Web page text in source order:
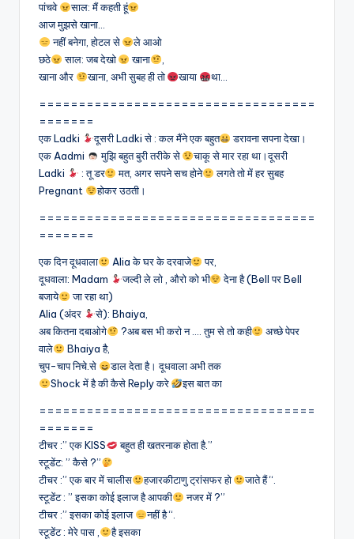
पांचवे
साल: मैं कहती हूं
आज मुझसे खाना…
नहीं बनेगा, होटल से
ले आओ
छठे
साल: जब देखो खाना
खाना और
खाना, अभी सुबह ही तो खाया था…
===================================
=======
एक Ladki
दूसरी Ladki से : कल मैंने एक बहुत
डरावना सपना देखा।
एक Aadmi
मुझि बहुत बुरी तरीके से
चाकू से मार रहा था।दूसरी
Ladki
: तू डर मत, अगर सपने सच होने
लगते तो में हर सुबह
Pregnant
होकर उठती।
===================================
=======
एक दिन दूधवाला Alia के घर के दरवाजे
पर,
दूधवाला: Madam
जल्दी ले लो , औरो को भी
देना है (Bell पर Bell
बजाये
जा रहा था)
Alia (अंदर
से): Bhaiya,
अब कितना दबाओगे
?अब बस भी करो न …. तुम से तो कही
अच्छे पेपर
वाले
Bhaiya है,
चुप-चाप निचे.से
डाल देता है। दूधवाला अभी तक
Shock में है की कैसे Reply करे
इस बात का
===================================
=======
टीचर :” एक KISS
बहुत ही खतरनाक होता है.”
स्टूडेंट: ” कैसे ?”
टीचर :” एक बार में चालीस
हजारकीटाणु ट्रांसफर हो
जाते हैं “.
स्टूडेंट : ” इसका कोई इलाज है आपकी
नजर में ?”
टीचर :” इसका कोई इलाज
नहीं है “.
स्टूडेंट : मेरे पास ,
है इसका